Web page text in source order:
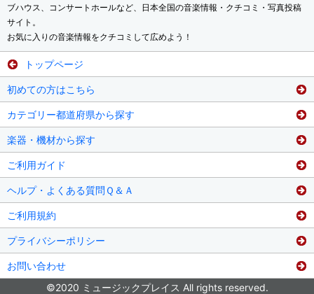
ブハウス、コンサートホールなど、日本全国の音楽情報・クチコミ・写真投稿
サイト。
お気に入りの音楽情報をクチコミして広めよう！
トップページ
初めての方はこちら
カテゴリー都道府県から探す
楽器・機材から探す
ご利用ガイド
ヘルプ・よくある質問Ｑ＆Ａ
ご利用規約
プライバシーポリシー
お問い合わせ
©2020 ミュージックプレイス All rights reserved.